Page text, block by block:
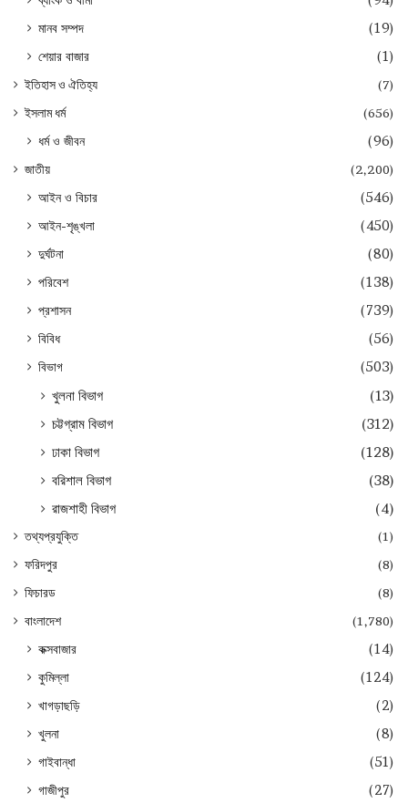
মানব সম্পদ
(19)
শেয়ার বাজার
(1)
ইতিহাস ও ঐতিহ্য
(7)
ইসলাম ধর্ম
(656)
ধর্ম ও জীবন (96)
জাতীয় (2,200)
আইন ও বিচার
(546)
আইন-শৃঙ্খলা
(450)
দুর্ঘটনা
(80)
পরিবেশ
(138)
প্রশাসন
(739)
বিবিধ
(56)
বিভাগ
(503)
খুলনা বিভাগ
(13)
চট্টগ্রাম বিভাগ
(312)
ঢাকা বিভাগ
(128)
বরিশাল বিভাগ
(38)
রাজশাহী বিভাগ
(4)
তথ্যপ্রযুক্তি
(1)
ফরিদপুর
(8)
ফিচারড
(8)
বাংলাদেশ
(1,780)
কক্সবাজার
(14)
কুমিল্লা
(124)
খাগড়াছড়ি
(2)
খুলনা
(8)
গাইবান্ধা
(51)
গাজীপুর
(27)